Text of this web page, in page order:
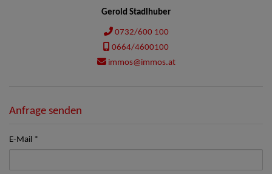
Gerold Stadlhuber
0732/600 100
0664/4600100
immos@immos.at
Anfrage senden
E-Mail